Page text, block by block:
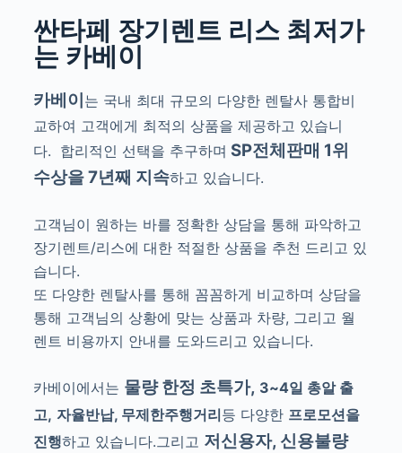
싼타페 장기렌트 리스 최저가
는 카베이
카베이 는 국내 최대 규모의 다양한 렌탈사 통합비
교하여 고객에게 최적의 상품을 제공하고 있습니
다. 합리적인 선택을 추구하며 SP전체판매 1위
수상을 7년째 지속하고 있습니다.
고객님이 원하는 바를 정확한 상담을 통해 파악하고
장기렌트/리스에 대한 적절한 상품을 추천 드리고 있
습니다.
또 다양한 렌탈사를 통해 꼼꼼하게 비교하며 상담을
통해 고객님의 상황에 맞는 상품과 차량, 그리고 월
렌트 비용까지 안내를 도와드리고 있습니다.
카베이에서는 물량 한정 초특가, 3~4일 총알 출
고, 자율반납, 무제한주행거리등 다양한 프로모션을
진행하고 있습니다.그리고 저신용자, 신용불량